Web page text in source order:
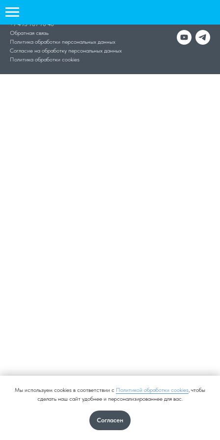
Мы используем cookies в соответствии с Политикой обработки cookies, чтобы
сделать наш сайт удобнее и персонализированнее для вас.
Согласен
1991–2021 ©
+7 495 787 70 40
Обратная связь
Политика обработки персональных данных
Согласие на обработку персональных данных
Политика обработки cookies